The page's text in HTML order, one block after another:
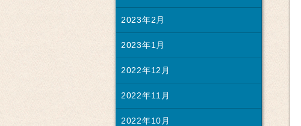
2023年2月
2023年1月
2022年12月
2022年11月
2022年10月